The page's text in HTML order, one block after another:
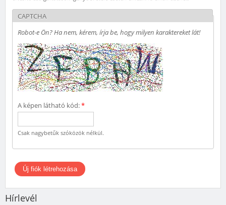
CAPTCHA
Robot-e Ön? Ha nem, kérem, írja be, hogy milyen karaktereket lát!
A képen látható kód:*
Csak nagybetűk szóközök nélkül.
Hírlevél